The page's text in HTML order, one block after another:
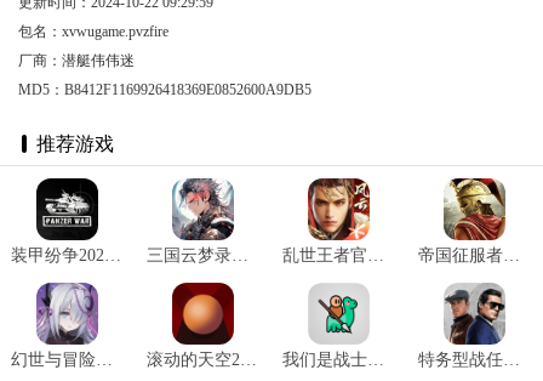
包名：xvwugame.pvzfire
厂商：潜艇伟伟迷
MD5：B8412F1169926418369E0852600A9DB5
推荐游戏
三国云梦录正式版 v0.24.4 帝国征服者安卓版 v1.5.5
幻世与冒险国际服 v1.1.484 我们是战士内置菜单版 v1.32.4 特务型战任务柏林无限弹药